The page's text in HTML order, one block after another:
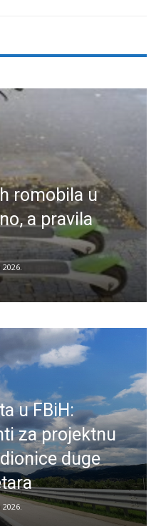
romobila u
a pravila
u FBiH:
za projektnu
duge